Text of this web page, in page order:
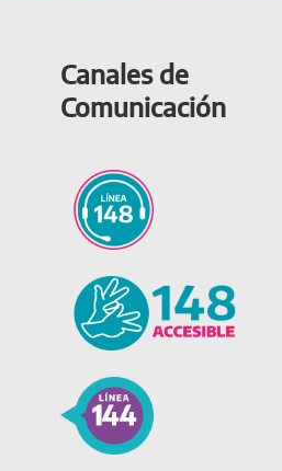
Canales de
Comunicación